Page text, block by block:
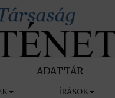
ADATTÁR
ÍRÁSOK